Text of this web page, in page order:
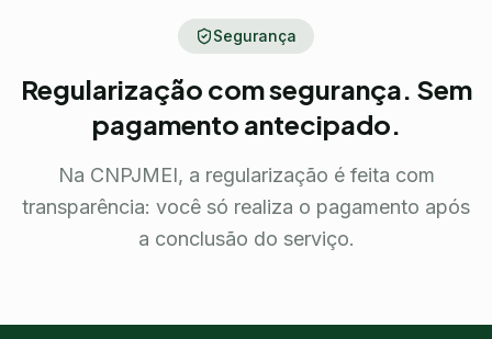
Segurança
Regularização com segurança. Sem
pagamento antecipado.
Na CNPJMEI, a regularização é feita com
transparência: você só realiza o pagamento após
a conclusão do serviço.